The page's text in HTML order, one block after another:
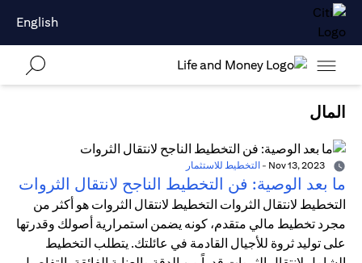
English
المال
- التخطيط للاستثمار
ما بعد الوصية: فن التخطيط الناجح لانتقال الثروات
التخطيط لانتقال الثروات التخطيط لانتقال الثروات هو أكثر من
مجرد تخطيط مالي متقدم، كونه يضمن استمرارية أصولك وقدرتها
على توليد ثروة للأجيال القادمة في عائلتك. يتطلب التخطيط